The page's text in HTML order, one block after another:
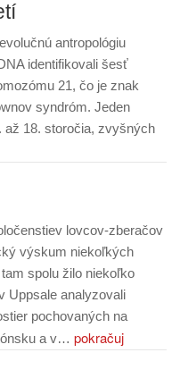
antropológiu
identifikovali šesť
21, čo je znak
syndróm. Jeden
až 18. storočia, zvyšných
lovcov-zberačov
výskum niekoľkých
spolu žilo niekoľko
Uppsale analyzovali
pochovaných na
a v… pokračuj